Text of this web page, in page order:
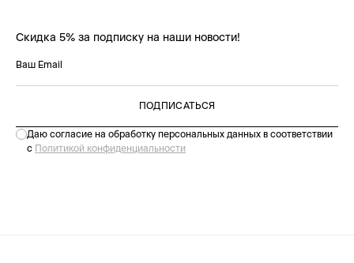
Скидка 5% за подписку на наши новости!
ПОДПИСАТЬСЯ
Даю согласие на обработку персональных данных в соответствии
с Политикой конфиденциальности